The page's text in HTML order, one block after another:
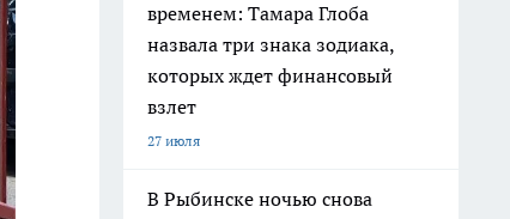
временем: Тамара Глоба
назвала три знака зодиака,
которых ждет финансовый
взлет
27 июля
В Рыбинске ночью снова